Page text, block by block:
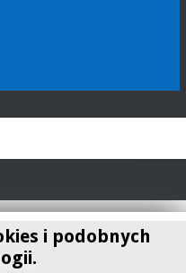
i podobnych